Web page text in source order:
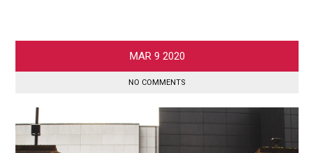
MAR 9 2020
NO COMMENTS